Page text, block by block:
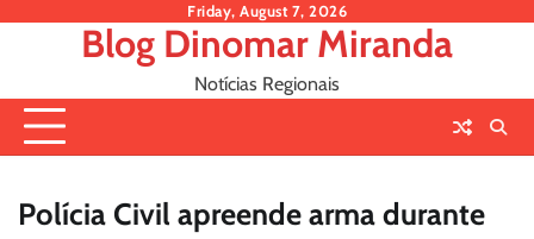
Friday, August 7, 2026
Blog Dinomar Miranda
Notícias Regionais
Polícia Civil apreende arma durante